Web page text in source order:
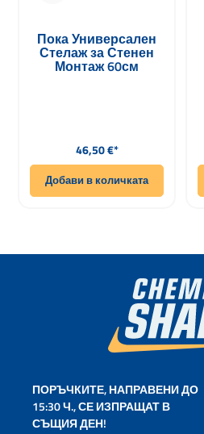
Пока Универсален
Стелаж за Стенен
Монтаж 60см
Редовна цена:
46,50 €*
Добави в количката
ПОРЪЧКИТЕ, НАПРАВЕНИ ДО
15:30 Ч., СЕ ИЗПРАЩАТ В
СЪЩИЯ ДЕН!